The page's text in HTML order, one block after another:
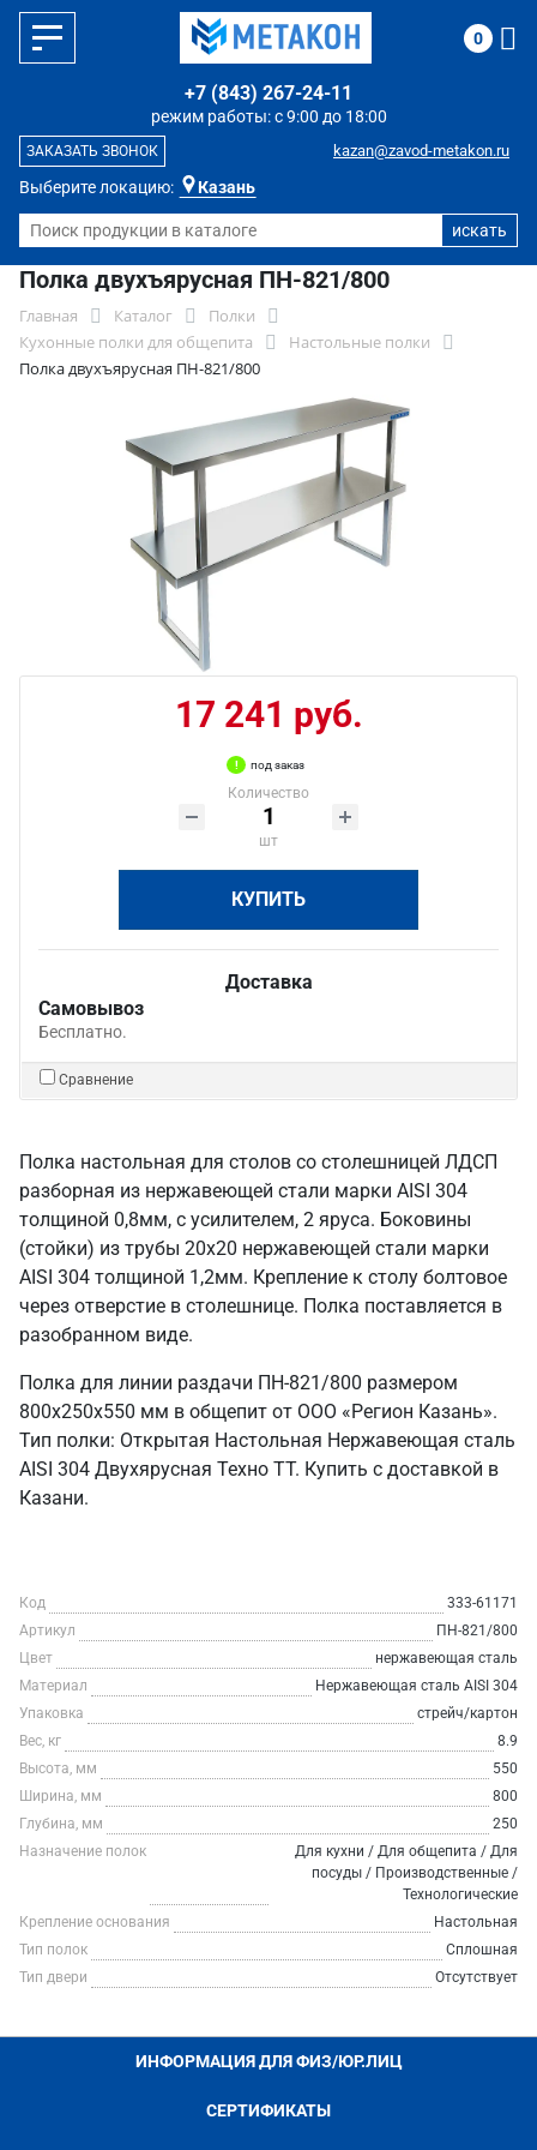
Выберите локацию: Казань
режим работы: с 9:00 до 18:00
+7 (843) 267-24-11
kazan@zavod-metakon.ru
ЗАКАЗАТЬ ЗВОНОК
0
Полка двухъярусная ПН-821/800
Главная Каталог
Полки
Кухонные полки для общепита
Настольные полки
Полка двухъярусная ПН-821/800
17 241 руб.
под заказ
Количество
шт
КУПИТЬ
Доставка
Самовывоз
Бесплатно.
Сравнение
Полка настольная для столов со столешницей ЛДСП
разборная из нержавеющей стали марки AISI 304
толщиной 0,8мм, с усилителем, 2 яруса. Боковины
(стойки) из трубы 20х20 нержавеющей стали марки
AISI 304 толщиной 1,2мм. Крепление к столу болтовое
через отверстие в столешнице. Полка поставляется в
разобранном виде.
Полка для линии раздачи ПН-821/800 размером
800х250х550 мм в общепит от ООО «Регион Казань».
Тип полки: Открытая Настольная Нержавеющая сталь
AISI 304 Двухярусная Техно ТТ. Купить с доставкой в
Казани.
Код
333-61171
Артикул
ПН-821/800
Цвет
нержавеющая сталь
Материал
Нержавеющая сталь AISI 304
Упаковка
стрейч/картон
Вес, кг
8.9
Высота, мм
550
Ширина, мм
800
Глубина, мм
250
Назначение полок
Для кухни / Для общепита / Для
посуды / Производственные /
Технологические
Крепление основания
Настольная
Тип полок
Сплошная
Тип двери
Отсутствует
ИНФОРМАЦИЯ ДЛЯ ФИЗ/ЮР.ЛИЦ
СЕРТИФИКАТЫ